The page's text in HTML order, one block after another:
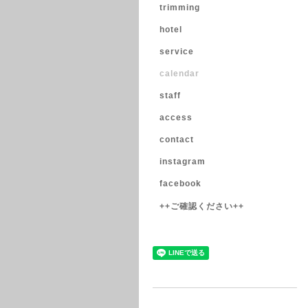
trimming
hotel
service
calendar
staff
access
contact
instagram
facebook
++ご確認ください++